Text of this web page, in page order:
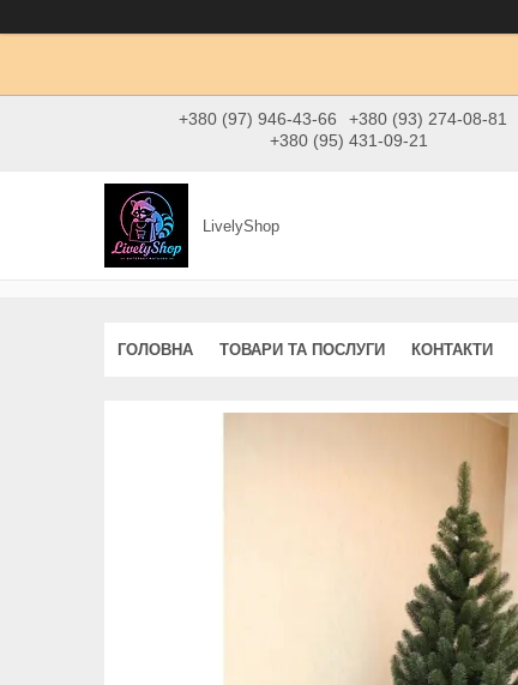
+380 (97) 946-43-66
+380 (93) 274-08-81
+380 (95) 431-09-21
LivelyShop
ГОЛОВНА ТОВАРИ ТА ПОСЛУГИ КОНТАКТИ